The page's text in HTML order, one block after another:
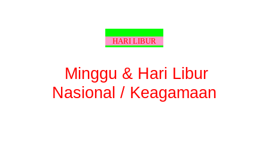
HARI LIBUR
Minggu & Hari Libur
Nasional / Keagamaan